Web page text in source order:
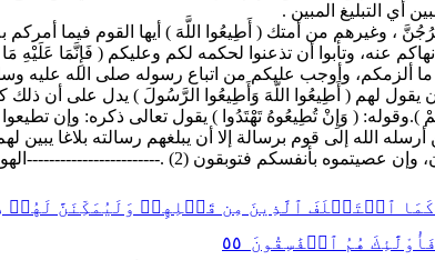
أي التبليغ المبين .
، وغيرهم من أمتك ( أَطِيعُوا اللَّهَ ) أيها القوم فيما
عنه، وتأبوا أن تذعنوا لحكمه لكم وعليكم ( فَإِنَّمَا عَلَيْهِ
ألزمكم، وأوجب عليكم من اتباع رسوله صلى الله عليه
يقول لهم ( أَطِيعُوا اللَّهَ وَأَطِيعُوا الرَّسُولَ ) يدل على أن
( وَإِنْ تُطِيعُوهُ تَهْتَدُوا ) يقول تعالى ذكره: وإن تطيعوا
الله إلى قوم برسالة إلا أن يبلغهم رسالته بلاغا يبين
ٱسۡتَخۡلَفَ ٱلَّذِينَ مِن قَبۡلِهِمۡ وَلَيُمَكِّنَنَّ لَهُمۡ
هُمُ ٱلۡفَٰسِقُونَ ٥٥